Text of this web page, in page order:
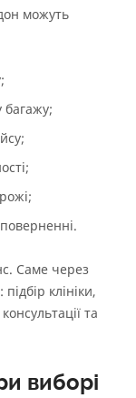
можуть
багажу;
Саме через
клініки,
та
виборі